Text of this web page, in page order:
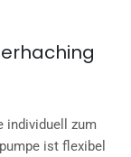
individuell zum
ist flexibel